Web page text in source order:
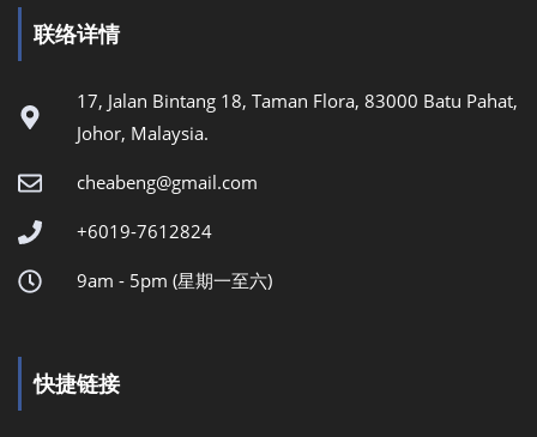
联络详情
17, Jalan Bintang 18, Taman Flora, 83000 Batu Pahat,
Johor, Malaysia.
cheabeng@gmail.com
+6019-7612824
9am - 5pm (星期一至六)
快捷链接